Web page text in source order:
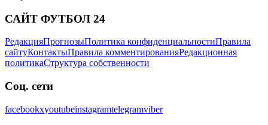
САЙТ ФУТБОЛ 24
РедакцияПрогнозыПолитика конфиденциальностиПравила
сайтуКонтактыПравила комментированияРедакционная
политикаСтруктура собственности
Соц. сети
facebookxyoutubeinstagramtelegramviber